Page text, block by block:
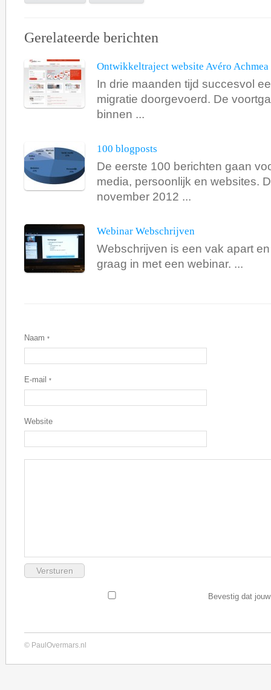
Gerelateerde berichten
Ontwikkeltraject website Avéro Achmea
In drie maanden tijd succesvol
migratie doorgevoerd. De
binnen ...
100 blogposts
De eerste 100 berichten gaan
media, persoonlijk en websites.
november 2012 ...
Webinar Webschrijven
Webschrijven is een vak apart
graag in met een webinar. ...
Naam *
E-mail *
Website
Bevestig dat
© PaulOvermars.nl